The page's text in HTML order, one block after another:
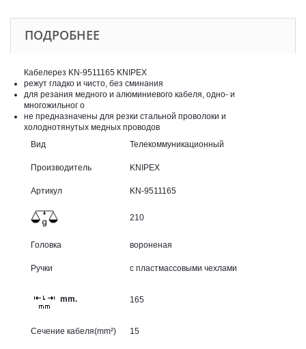
ПОДРОБНЕЕ
Кабелерез KN-9511165 KNIPEX
режут гладко и чисто, без сминания
для резания медного и алюминиевого кабеля, одно- и
многожильног о
не предназначены для резки стальной проволоки и
холоднотянутых медных проводов
Вид
Телекоммуникационный
Производитель KNIPEX
Артикул KN-9511165
210
Головка вороненая
Ручки с пластмассовыми чехлами
mm. 165
Сечение кабеля(mm²) 15